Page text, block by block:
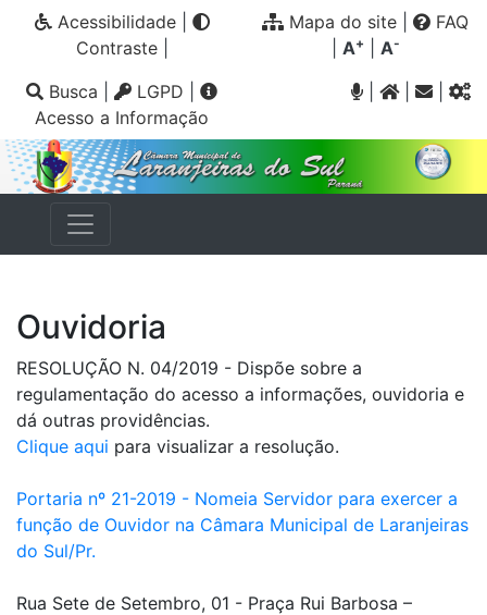
Acessibilidade|
Contraste|
Mapa do site
FAQ
A+ A-
Busca LGPD
Acesso a Informação
|
Ouvidoria
RESOLUÇÃO N. 04/2019 - Dispõe sobre a
regulamentação do acesso a informações, ouvidoria e
dá outras providências.
Clique aqui para visualizar a resolução.
Portaria nº 21-2019 - Nomeia Servidor para exercer a
função de Ouvidor na Câmara Municipal de Laranjeiras
do Sul/Pr.
Rua Sete de Setembro, 01 - Praça Rui Barbosa –